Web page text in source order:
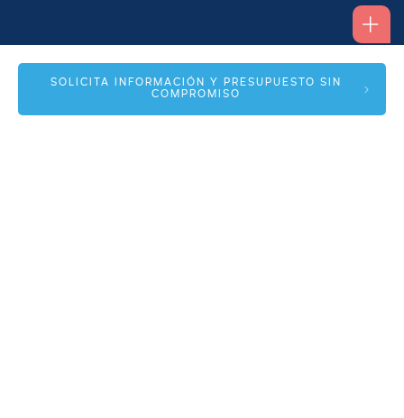
SOLICITA INFORMACIÓN Y PRESUPUESTO SIN
COMPROMISO
Alfonso I, 17 Planta 1ª